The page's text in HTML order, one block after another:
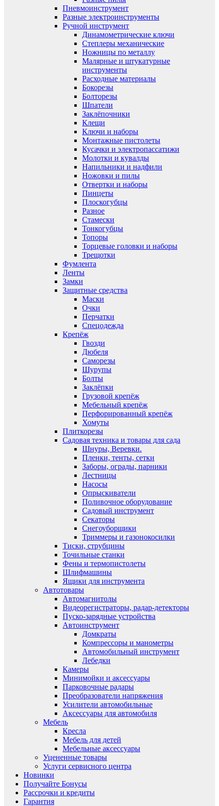
Пневмоинструмент
Разные электроинструменты
Ручной инструмент
Динамометрические ключи
Степлеры механические
Ножницы по металлу
Малярные и штукатурные
инструменты
Расходные материалы
Бокорезы
Болторезы
Шпатели
Заклёпочники
Клещи
Ключи и наборы
Монтажные пистолеты
Кусачки и электропассатижи
Молотки и кувалды
Напильники и надфили
Ножовки и пилы
Отвертки и наборы
Пинцеты
Плоскогубцы
Разное
Стамески
Тонкогубцы
Топоры
Торцевые головки и наборы
Трещотки
Фумлента
Ленты
Замки
Защитные средства
Маски
Очки
Перчатки
Спецодежда
Крепёж
Гвозди
Дюбеля
Саморезы
Шурупы
Болты
Заклёпки
Грузовой крепёж
Мебельный крепёж
Перфорированный крепёж
Хомуты
Плиткорезы
Садовая техника и товары для сада
Шнуры, Веревки.
Пленки, тенты, сетки
Заборы, ограды, парники
Лестницы
Насосы
Опрыскиватели
Поливочное оборудование
Садовый инструмент
Секаторы
Снегоуборщики
Триммеры и газонокосилки
Тиски, струбцины
Точильные станки
Фены и термопистолеты
Шлифмашины
Ящики для инструмента
Автотовары
Автомагнитолы
Видеорегистраторы, радар-детекторы
Пуско-зарядные устройства
Автоинструмент
Домкраты
Компрессоры и манометры
Автомобильный инструмент
Лебедки
Камеры
Минимойки и аксессуары
Парковочные радары
Преобразователи напряжения
Усилители автомобильные
Аксессуары для автомобиля
Мебель
Кресла
Мебель для детей
Мебельные аксессуары
Уцененные товары
Услуги сервисного центра
Новинки
Получайте Бонусы
Рассрочки и кредиты
Гарантия